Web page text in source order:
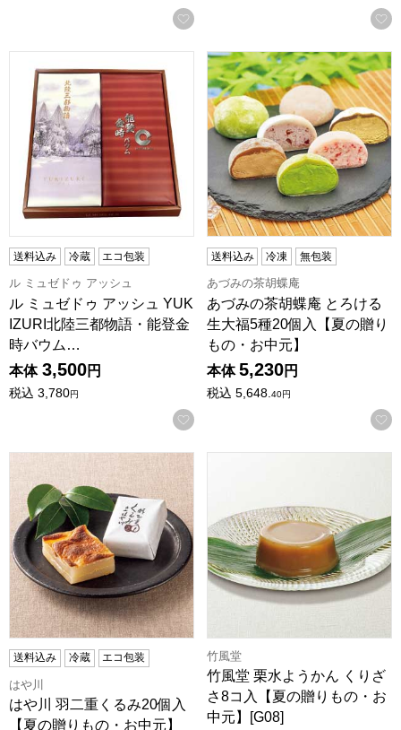
お気に入りに登録する
ル ミュゼドゥ アッシュ YUKIZURI北陸三都物語・能登金時
送料込み 冷蔵 エコ包装
ル ミュゼドゥ アッシュ
ル ミュゼドゥ アッシュ YUK
IZURI北陸三都物語・能登金
時バウム…
本体 3,500円
税込 3,780円
お気に入りに登録する
あづみの茶胡蝶庵 とろける
送料込み 冷凍 無包装
あづみの茶胡蝶庵
あづみの茶胡蝶庵 とろける
生大福5種20個入【夏の贈り
もの・お中元】
本体 5,230円
税込 5,648. 40円
はや川 羽二重くるみ20個入【夏の贈りもの・お中元】
送料込み 冷蔵 エコ包装
はや川
はや川 羽二重くるみ20個入
【夏の贈りもの・お中元】
竹風堂
竹風堂 栗水ようかん くりざ
さ8コ入【夏の贈りもの・お
中元】[G08]